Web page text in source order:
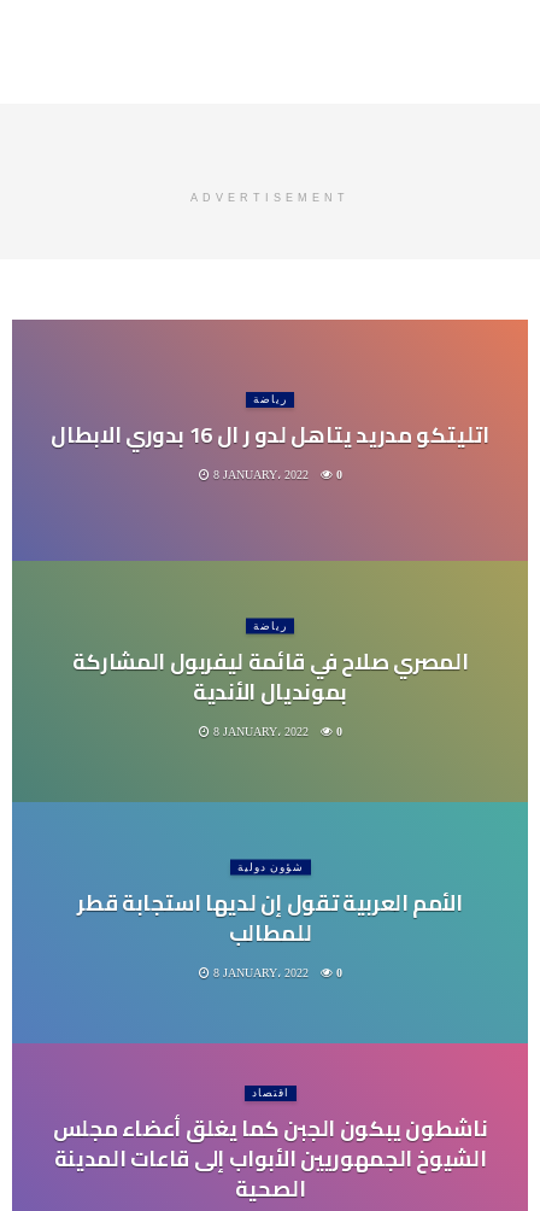
ADVERTISEMENT
رياضة
اتليتكو مدريد يتاهل لدو ر ال 16 بدوري الابطال
8 JANUARY، 2022 0
رياضة
المصري صلاح في قائمة ليفربول المشاركة
بمونديال الأندية
8 JANUARY، 2022 0
شؤون دولية
الأمم العربية تقول إن لديها استجابة قطر
للمطالب
8 JANUARY، 2022 0
اقتصاد
ناشطون يبكون الجبن كما يغلق أعضاء مجلس
الشيوخ الجمهوريين الأبواب إلى قاعات المدينة
الصحية